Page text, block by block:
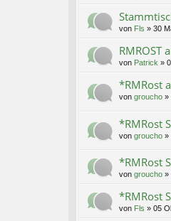
von Fls » 30
RMROST
von Patrick »
*RMRost
von groucho »
*RMRost
von groucho »
*RMRost
von groucho »
*RMRost
von Fls » 05